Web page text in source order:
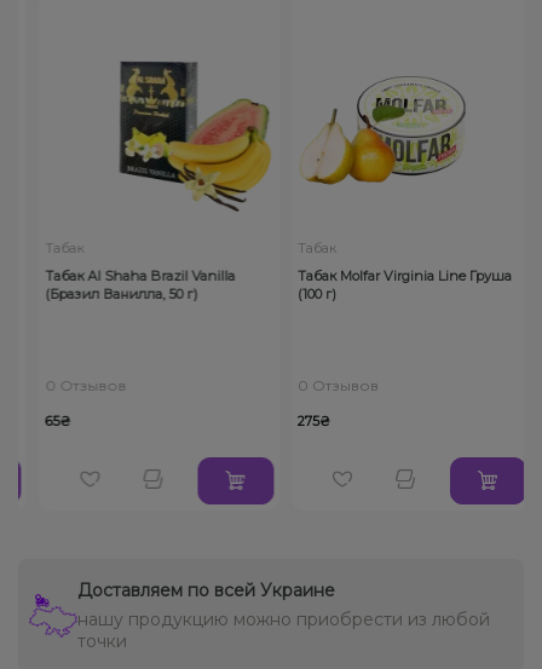
Табак
Табак Al Shaha Brazil Vanilla
(Бразил Ванилла, 50 г)
0 Отзывов
65₴
Табак
Табак Molfar Virginia Line Груша
(100 г)
0 Отзывов
275₴
Доставляем по всей Украине
нашу продукцию можно приобрести из любой
точки